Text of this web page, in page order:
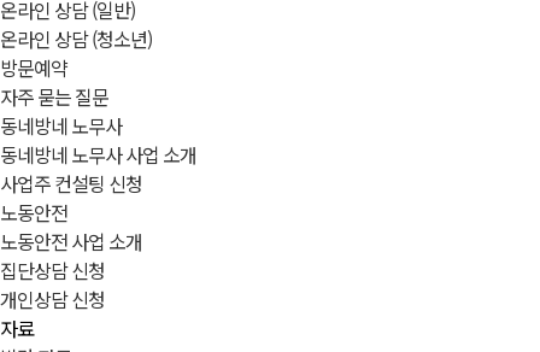
온라인 상담 (일반)
온라인 상담 (청소년)
방문예약
자주 묻는 질문
동네방네 노무사
동네방네 노무사 사업 소개
사업주 컨설팅 신청
노동안전
노동안전 사업 소개
집단상담 신청
개인상담 신청
자료